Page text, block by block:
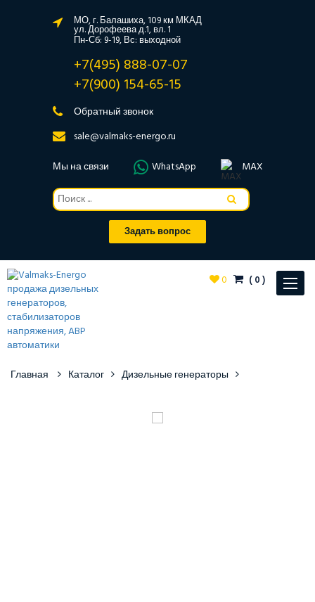
МО, г. Балашиха, 109 км МКАД
ул. Дорофеева д.1, вл. 1
Пн-Сб: 9-19, Вс: выходной
+7(495) 888-07-07
+7(900) 154-65-15
Обратный звонок
sale@valmaks-energo.ru
Мы на связи
WhatsApp MAX
Задать вопрос
Toggle
0 (0)
Главная Каталог Дизельные генераторы